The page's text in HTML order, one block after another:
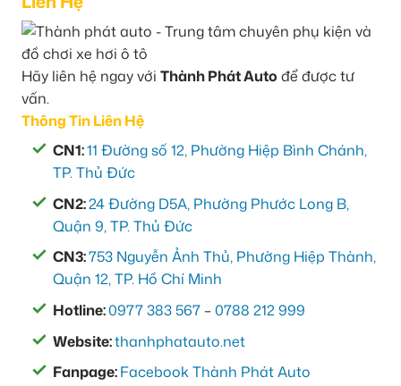
Hãy liên hệ ngay với Thành Phát Auto để được tư
vấn.
Thông Tin Liên Hệ
CN1:11 Đường số 12, Phường Hiệp Bình Chánh,
TP. Thủ Đức
CN2:24 Đường D5A, Phường Phước Long B,
Quận 9, TP. Thủ Đức
CN3:753 Nguyễn Ảnh Thủ, Phường Hiệp Thành,
Quận 12, TP. Hồ Chí Minh
Hotline:0977 383 567 –0788 212 999
Website:thanhphatauto.net
Fanpage:Facebook Thành Phát Auto